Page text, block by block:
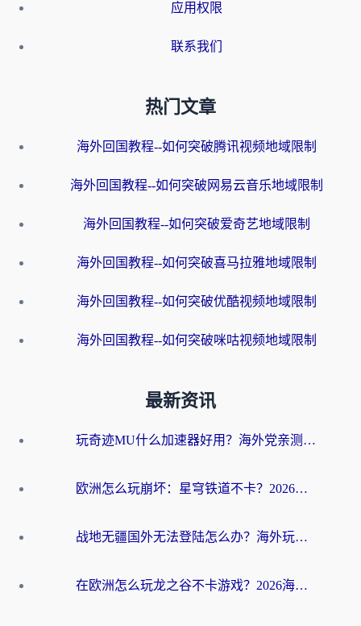
应用权限
联系我们
热门文章
海外回国教程--如何突破腾讯视频地域限制
海外回国教程--如何突破网易云音乐地域限制
海外回国教程--如何突破爱奇艺地域限制
海外回国教程--如何突破喜马拉雅地域限制
海外回国教程--如何突破优酷视频地域限制
海外回国教程--如何突破咪咕视频地域限制
最新资讯
玩奇迹MU什么加速器好用？海外党亲测：这款加速器让你告别延迟卡顿！
欧洲怎么玩崩坏：星穹铁道不卡？2026海外玩家国服游戏加速器终极攻略
战地无疆国外无法登陆怎么办？海外玩家国服畅玩终极指南（附欧服魔兽EVE加速方案）
在欧洲怎么玩龙之谷不卡游戏？2026海外党国服游戏加速全攻略